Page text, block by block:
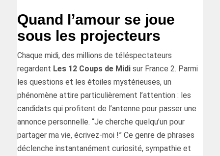
Quand l’amour se joue
sous les projecteurs
Chaque midi, des millions de téléspectateurs
regardent Les 12 Coups de Midi sur France 2. Parmi
les questions et les étoiles mystérieuses, un
phénomène attire particulièrement l’attention : les
candidats qui profitent de l’antenne pour passer une
annonce personnelle. “Je cherche quelqu’un pour
partager ma vie, écrivez-moi !” Ce genre de phrases
déclenche instantanément curiosité, sympathie et